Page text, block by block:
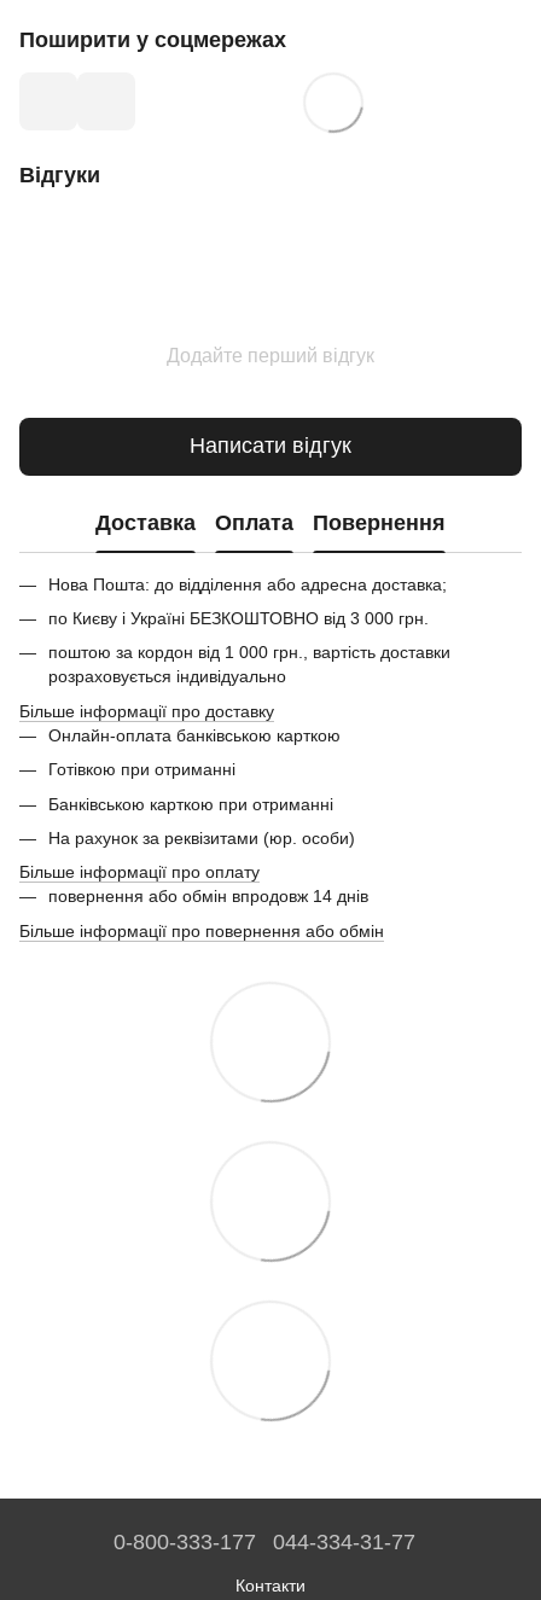
Поширити у соцмережах
Відгуки
Додайте перший відгук
Написати відгук
Доставка Оплата Повернення
Нова Пошта: до відділення або адресна доставка;
по Києву і Україні БЕЗКОШТОВНО від 3 000 грн.
поштою за кордон від 1 000 грн., вартість доставки
розраховується індивідуально
Більше інформації про доставку
Онлайн-оплата банківською карткою
Готівкою при отриманні
Банківською карткою при отриманні
На рахунок за реквізитами (юр. особи)
Більше інформації про оплату
повернення або обмін впродовж 14 днів
Більше інформації про повернення або обмін
0-800-333-177 044-334-31-77
Контакти